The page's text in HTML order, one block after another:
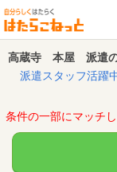
高蔵寺 本屋 派遣
派遣スタッフ活躍
条件の一部にマッチ